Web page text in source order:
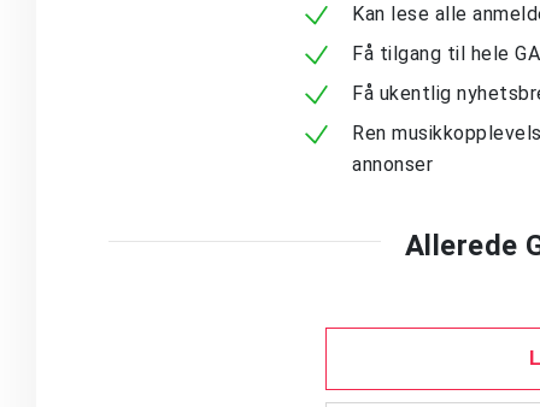
Kan lese alle
Få tilgang til hele
Få ukentlig
Ren
annonser
Allerede